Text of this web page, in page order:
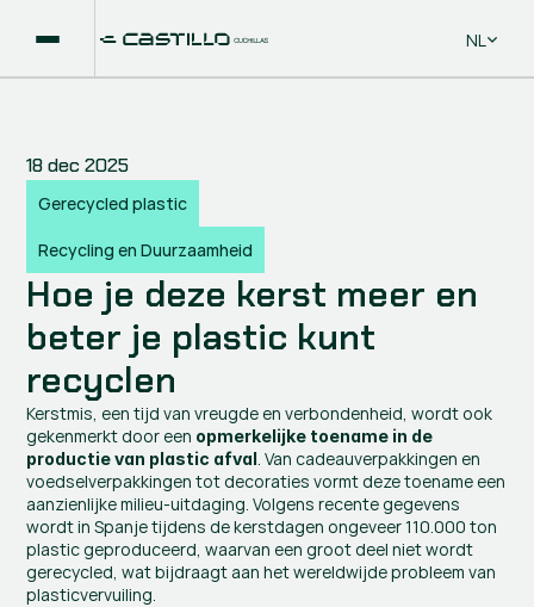
Select
NL
18 dec 2025
Gerecycled plastic
Recycling en Duurzaamheid
Hoe je deze kerst meer en
beter je plastic kunt
recyclen
Kerstmis, een tijd van vreugde en verbondenheid, wordt ook
gekenmerkt door een opmerkelijke toename in de
productie van plastic afval. Van cadeauverpakkingen en
voedselverpakkingen tot decoraties vormt deze toename een
aanzienlijke milieu-uitdaging. Volgens recente gegevens
wordt in Spanje tijdens de kerstdagen ongeveer 110.000 ton
plastic geproduceerd, waarvan een groot deel niet wordt
gerecycled, wat bijdraagt aan het wereldwijde probleem van
plasticvervuiling.